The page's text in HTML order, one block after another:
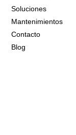
Soluciones
Mantenimientos
Contacto
Blog